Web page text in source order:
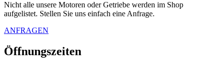
Nicht alle unsere Motoren oder Getriebe werden im Shop
aufgelistet. Stellen Sie uns einfach eine Anfrage.
ANFRAGEN
Öffnungszeiten